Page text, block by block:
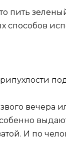
пить
способов
вечера
И по